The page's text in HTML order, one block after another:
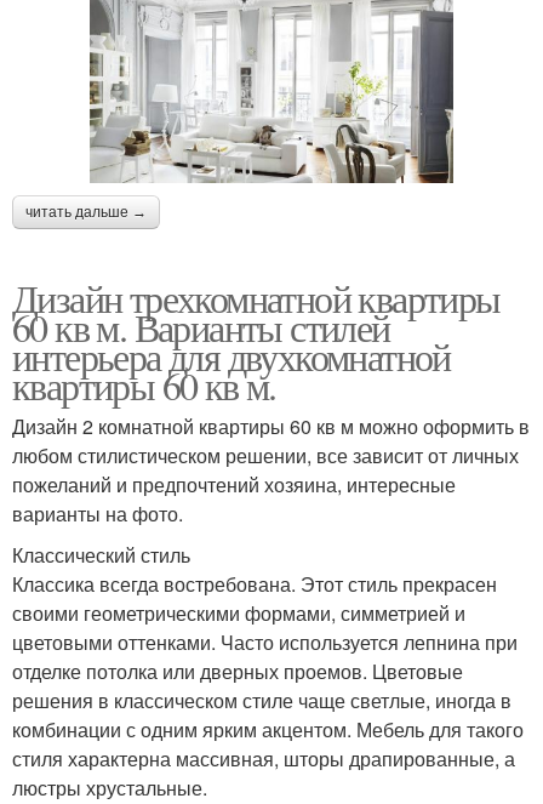
читать дальше →
Дизайн трехкомнатной квартиры
60 кв м. Варианты стилей
интерьера для двухкомнатной
квартиры 60 кв м.
Дизайн 2 комнатной квартиры 60 кв м можно оформить в
любом стилистическом решении, все зависит от личных
пожеланий и предпочтений хозяина, интересные
варианты на фото.
Классический стиль
Классика всегда востребована. Этот стиль прекрасен
своими геометрическими формами, симметрией и
цветовыми оттенками. Часто используется лепнина при
отделке потолка или дверных проемов. Цветовые
решения в классическом стиле чаще светлые, иногда в
комбинации с одним ярким акцентом. Мебель для такого
стиля характерна массивная, шторы драпированные, а
люстры хрустальные.